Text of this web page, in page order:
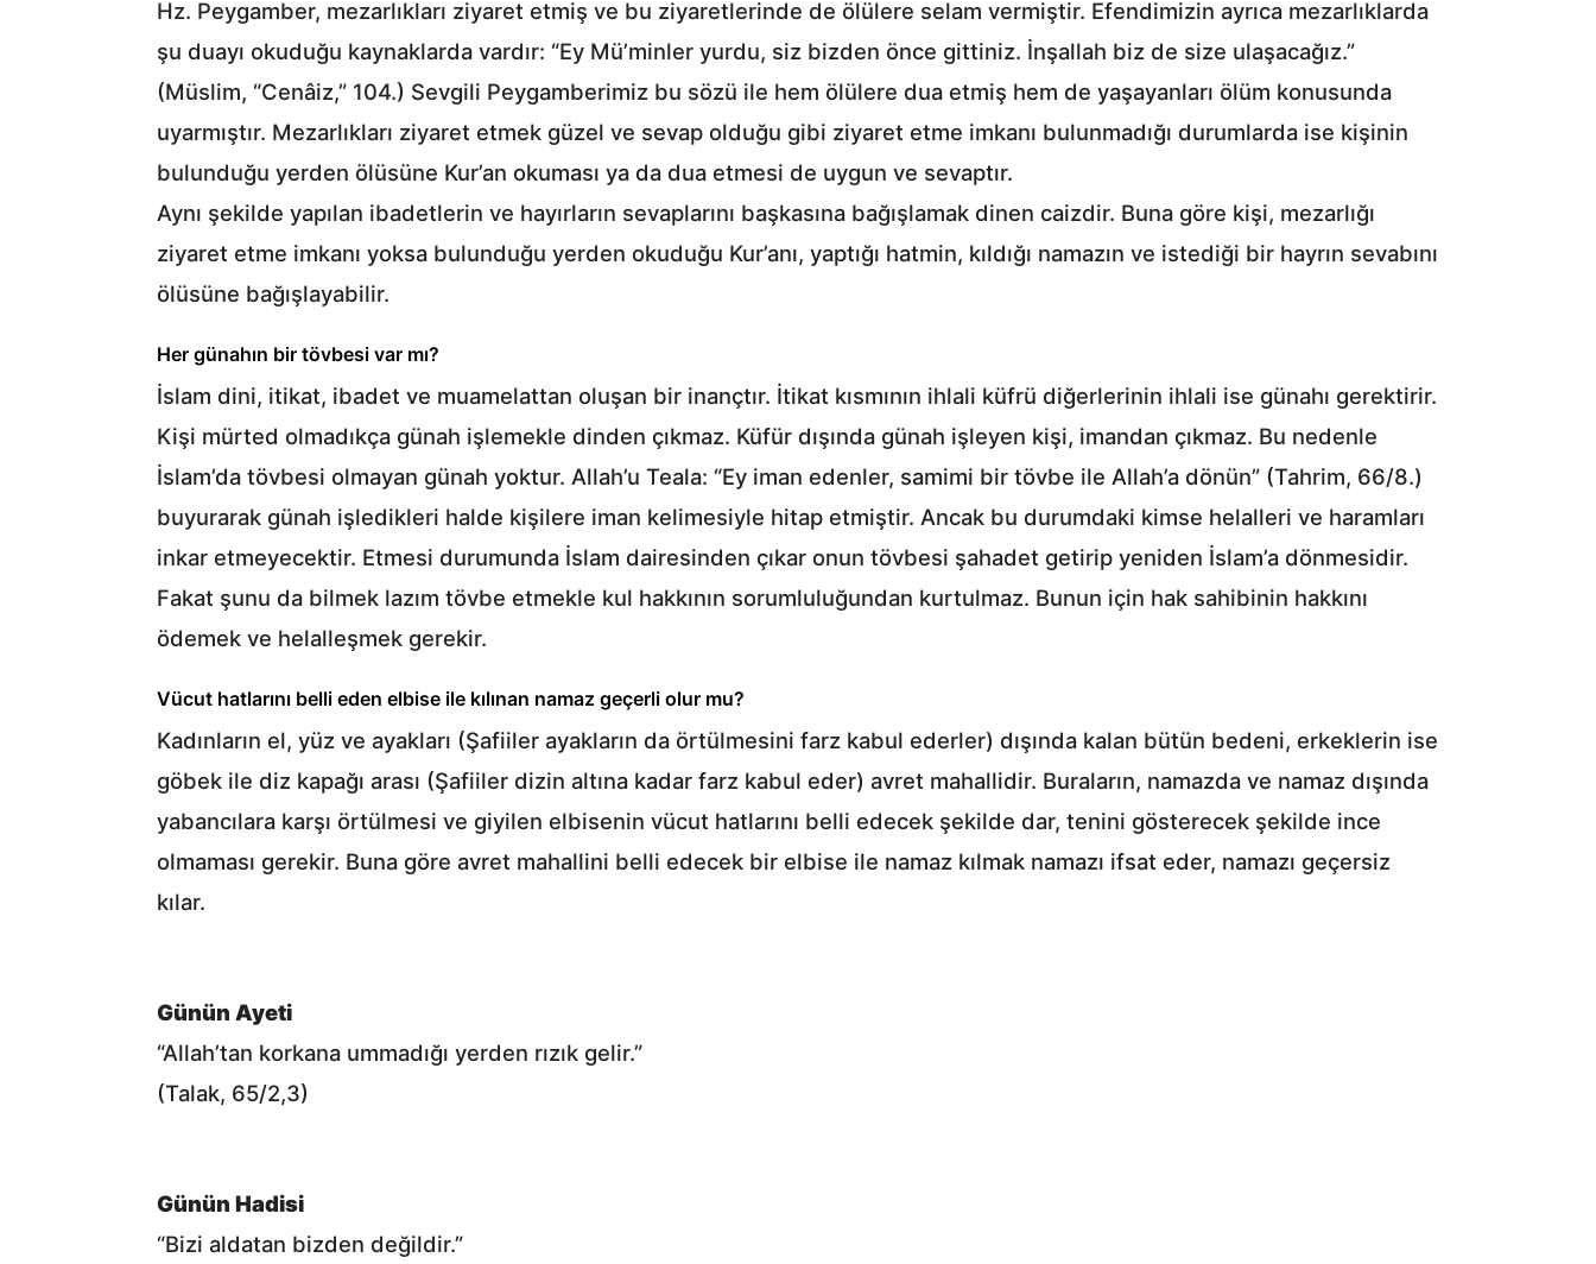
Hz. Peygamber, mezarlıkları ziyaret etmiş ve bu ziyaretlerinde de ölülere selam vermiştir. Efendimizin ayrıca mezarlıklarda
şu duayı okuduğu kaynaklarda vardır: “Ey Mü’minler yurdu, siz bizden önce gittiniz. İnşallah biz de size ulaşacağız.”
(Müslim, “Cenâiz,” 104.) Sevgili Peygamberimiz bu sözü ile hem ölülere dua etmiş hem de yaşayanları ölüm konusunda
uyarmıştır. Mezarlıkları ziyaret etmek güzel ve sevap olduğu gibi ziyaret etme imkanı bulunmadığı durumlarda ise kişinin
bulunduğu yerden ölüsüne Kur’an okuması ya da dua etmesi de uygun ve sevaptır.
Aynı şekilde yapılan ibadetlerin ve hayırların sevaplarını başkasına bağışlamak dinen caizdir. Buna göre kişi, mezarlığı
ziyaret etme imkanı yoksa bulunduğu yerden okuduğu Kur’anı, yaptığı hatmin, kıldığı namazın ve istediği bir hayrın sevabını
ölüsüne bağışlayabilir.
Her günahın bir tövbesi var mı?
İslam dini, itikat, ibadet ve muamelattan oluşan bir inançtır. İtikat kısmının ihlali küfrü diğerlerinin ihlali ise günahı gerektirir.
Kişi mürted olmadıkça günah işlemekle dinden çıkmaz. Küfür dışında günah işleyen kişi, imandan çıkmaz. Bu nedenle
İslam’da tövbesi olmayan günah yoktur. Allah’u Teala: “Ey iman edenler, samimi bir tövbe ile Allah’a dönün” (Tahrim, 66/8.)
buyurarak günah işledikleri halde kişilere iman kelimesiyle hitap etmiştir. Ancak bu durumdaki kimse helalleri ve haramları
inkar etmeyecektir. Etmesi durumunda İslam dairesinden çıkar onun tövbesi şahadet getirip yeniden İslam’a dönmesidir.
Fakat şunu da bilmek lazım tövbe etmekle kul hakkının sorumluluğundan kurtulmaz. Bunun için hak sahibinin hakkını
ödemek ve helalleşmek gerekir.
Vücut hatlarını belli eden elbise ile kılınan namaz geçerli olur mu?
Kadınların el, yüz ve ayakları (Şafiiler ayakların da örtülmesini farz kabul ederler) dışında kalan bütün bedeni, erkeklerin ise
göbek ile diz kapağı arası (Şafiiler dizin altına kadar farz kabul eder) avret mahallidir. Buraların, namazda ve namaz dışında
yabancılara karşı örtülmesi ve giyilen elbisenin vücut hatlarını belli edecek şekilde dar, tenini gösterecek şekilde ince
olmaması gerekir. Buna göre avret mahallini belli edecek bir elbise ile namaz kılmak namazı ifsat eder, namazı geçersiz
kılar.
Günün Ayeti
“Allah’tan korkana ummadığı yerden rızık gelir.”
(Talak, 65/2,3)
Günün Hadisi
“Bizi aldatan bizden değildir.”